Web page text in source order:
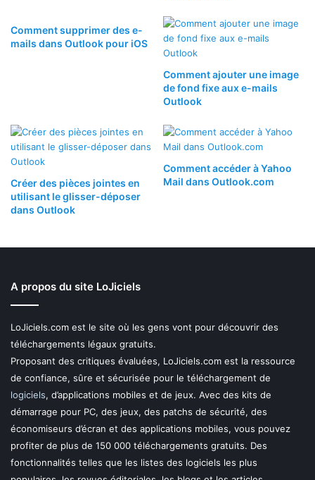
Comment supprimer des e-
mails dans Outlook pour iOS
Comment ajouter une image
de fond fixe aux e-mails
Outlook
Créer des pièces jointes en
utilisant le glisser-déposer
dans Outlook
Comment accéder à Yahoo
Mail dans Outlook.com
A propos du site LoJiciels
LoJiciels.com est le site où les gens vont pour découvrir des
téléchargements légaux gratuits.
Proposant des critiques évaluées, LoJiciels.com est la ressource
de confiance, sûre et sécurisée pour le téléchargement de
logiciels, d’applications mobiles et de jeux. Avec des kits de
démarrage pour PC, des jeux, des patchs de sécurité, des
économiseurs d’écran et des applications mobiles, vous pouvez
profiter de plus de 150 000 téléchargements gratuits. Des
fonctionnalités telles que les listes des logiciels les plus